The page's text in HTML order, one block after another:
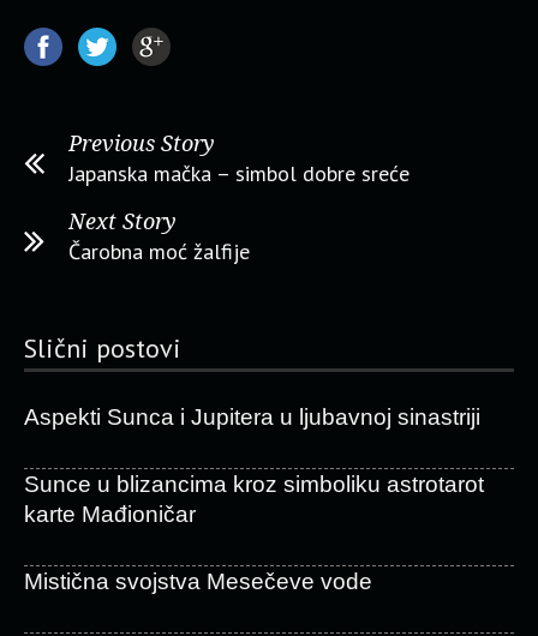
Previous Story
Japanska mačka – simbol dobre sreće
Next Story
Čarobna moć žalfije
Slični postovi
Aspekti Sunca i Jupitera u ljubavnoj sinastriji
Sunce u blizancima kroz simboliku astrotarot
karte Mađioničar
Mistična svojstva Mesečeve vode